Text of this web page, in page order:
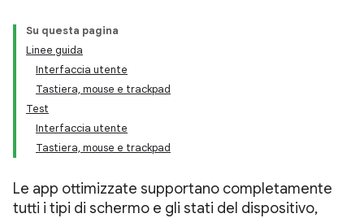
Su questa pagina
Linee guida
Interfaccia utente
Tastiera, mouse e trackpad
Test
Interfaccia utente
Tastiera, mouse e trackpad
Le app ottimizzate supportano completamente
tutti i tipi di schermo e gli stati del dispositivo,